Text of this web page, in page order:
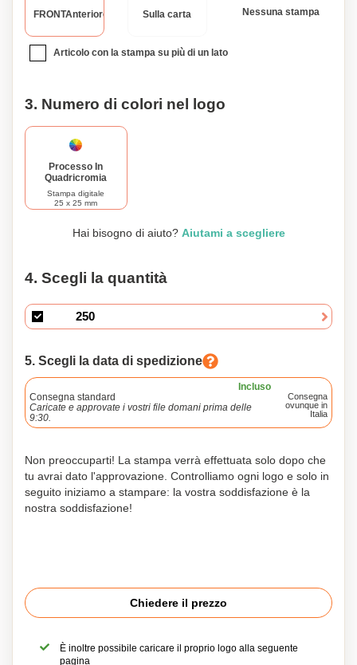
FRONTAnteriore Sulla carta Nessuna stampa
Articolo con la stampa su più di un lato
3. Numero di colori nel logo
Processo In
Quadricromia
Stampa digitale
25 x 25 mm
Hai bisogno di aiuto? Aiutami a scegliere
4. Scegli la quantità
5. Scegli la data di spedizione
Incluso
Consegna standard
Caricate e approvate i vostri file domani prima delle
9:30.
Consegna
ovunque in
Italia
Non preoccuparti! La stampa verrà effettuata solo dopo che
tu avrai dato l'approvazione. Controlliamo ogni logo e solo in
seguito iniziamo a stampare: la vostra soddisfazione è la
nostra soddisfazione!
Chiedere il prezzo
È inoltre possibile caricare il proprio logo alla seguente
pagina